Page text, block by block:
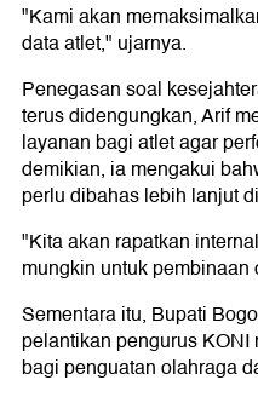
"Kami akan
data atlet," ujarnya.
Penegasan soal
terus didengungkan, Arif
layanan bagi atlet agar
demikian, ia mengakui
perlu dibahas lebih lanjut
"Kita akan rapatkan
mungkin untuk pembinaan
Sementara itu, Bupati
pelantikan pengurus
bagi penguatan olahraga